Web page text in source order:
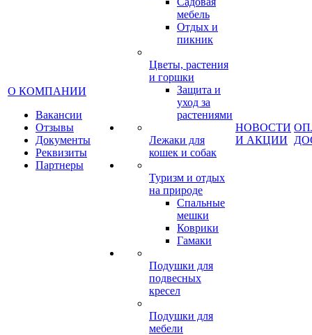
О КОМПАНИИ
Вакансии
Отзывы
Документы
Реквизиты
Партнеры
мебель
Отдых и
пикник
Цветы, растения
и горшки
Защита и
уход за
растениями
Лежаки для
кошек и собак
Туризм и отдых
на природе
Спальные
мешки
Коврики
Гамаки
Подушки для
подвесных
кресел
Подушки для
мебели
НОВОСТИ
И АКЦИИ